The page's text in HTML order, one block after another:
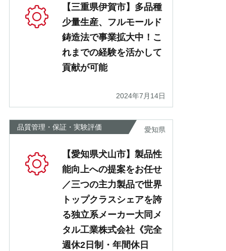
【三重県伊賀市】多品種
少量生産、フルモールド
鋳造法で事業拡大中！こ
れまでの経験を活かして
貢献が可能
2024年7月14日
品質管理・保証・実験評価 愛知県
【愛知県犬山市】製品性
能向上への提案をお任せ
／三つの主力製品で世界
トップクラスシェアを誇
る独立系メーカー大同メ
タル工業株式会社《完全
週休2日制・年間休日